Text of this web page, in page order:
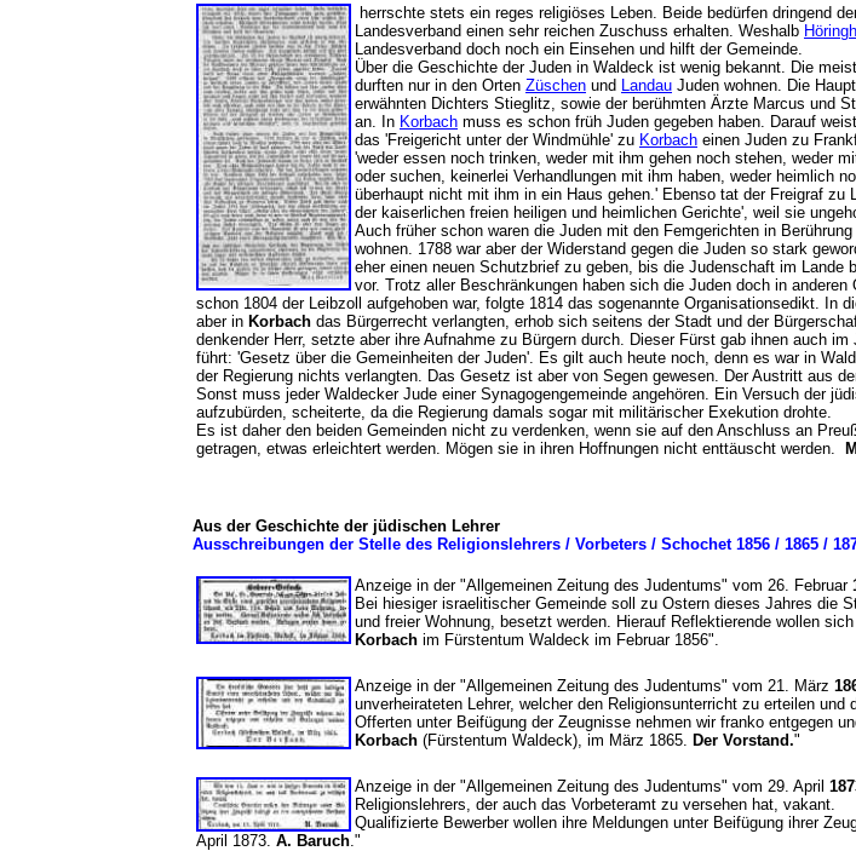
herrschte stets ein reges religiöses Leben. Beide bedürfen dringend
Landesverband einen sehr reichen Zuschuss erhalten. Weshalb
Landesverband doch noch ein Einsehen und hilft der Gemeinde.
Über die Geschichte der Juden in Waldeck ist wenig bekannt. Die
durften nur in den Orten Züschen und Landau Juden wohnen. Die
erwähnten Dichters Stieglitz, sowie der berühmten Ärzte Marcus und
an. In Korbach muss es schon früh Juden gegeben haben. Darauf
das 'Freigericht unter der Windmühle' zu Korbach einen Juden zu
'weder essen noch trinken, weder mit ihm gehen noch stehen, weder
oder suchen, keinerlei Verhandlungen mit ihm haben, weder heimlich
überhaupt nicht mit ihm in ein Haus gehen.' Ebenso tat der Freigraf zu
der kaiserlichen freien heiligen und heimlichen Gerichte', weil sie
Auch früher schon waren die Juden mit den Femgerichten in
wohnen. 1788 war aber der Widerstand gegen die Juden so stark
eher einen neuen Schutzbrief zu geben, bis die Judenschaft im
vor. Trotz aller Beschränkungen haben sich die Juden doch in
schon 1804 der Leibzoll aufgehoben war, folgte 1814 das sogenannte Organisationsedikt. In
aber in Korbach das Bürgerrecht verlangten, erhob sich seitens der Stadt und der
denkender Herr, setzte aber ihre Aufnahme zu Bürgern durch. Dieser Fürst gab ihnen auch
führt: 'Gesetz über die Gemeinheiten der Juden'. Es gilt auch heute noch, denn es war in
der Regierung nichts verlangten. Das Gesetz ist aber von Segen gewesen. Der Austritt aus
Sonst muss jeder Waldecker Jude einer Synagogengemeinde angehören. Ein Versuch der
aufzubürden, scheiterte, da die Regierung damals sogar mit militärischer Exekution drohte.
Es ist daher den beiden Gemeinden nicht zu verdenken, wenn sie auf den Anschluss an
getragen, etwas erleichtert werden. Mögen sie in ihren Hoffnungen nicht enttäuscht werden.
Aus der Geschichte der jüdischen Lehrer
Ausschreibungen der Stelle des Religionslehrers / Vorbeters / Schochet 1856 / 1865 /
Anzeige in der "Allgemeinen Zeitung des Judentums" vom 26. Februar
Bei hiesiger israelitischer Gemeinde soll zu Ostern dieses Jahres die
und freier Wohnung, besetzt werden. Hierauf Reflektierende wollen
Korbach im Fürstentum Waldeck im Februar 1856".
Anzeige in der "Allgemeinen Zeitung des Judentums" vom 21. März
unverheirateten Lehrer, welcher den Religionsunterricht zu erteilen
Offerten unter Beifügung der Zeugnisse nehmen wir franko entgegen
Korbach (Fürstentum Waldeck), im März 1865. Der Vorstand."
Anzeige in der "Allgemeinen Zeitung des Judentums" vom 29. April
Religionslehrers, der auch das Vorbeteramt zu versehen hat, vakant.
Qualifizierte Bewerber wollen ihre Meldungen unter Beifügung ihrer
April 1873. A. Baruch."